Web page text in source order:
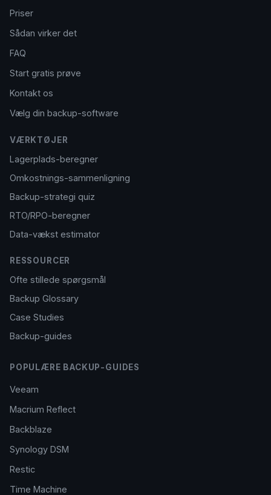
Priser
Sådan virker det
FAQ
Start gratis prøve
Kontakt os
Vælg din backup-software
VÆRKTØJER
Lagerplads-beregner
Omkostnings-sammenligning
Backup-strategi quiz
RTO/RPO-beregner
Data-vækst estimator
RESSOURCER
Ofte stillede spørgsmål
Backup Glossary
Case Studies
Backup-guides
POPULÆRE BACKUP-GUIDES
Veeam
Macrium Reflect
Backblaze
Synology DSM
Restic
Time Machine